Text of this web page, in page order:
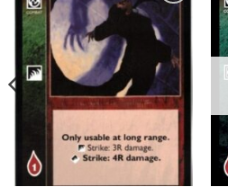
Add to
wishlist